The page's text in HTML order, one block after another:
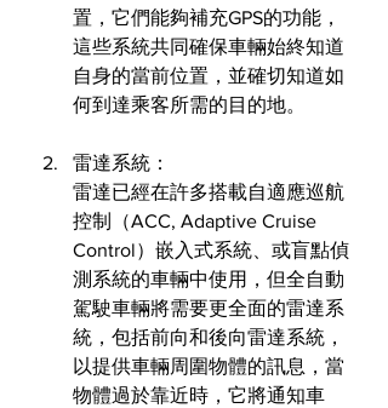
置，它們能夠補充GPS的功能，
這些系統共同確保車輛始終知道
自身的當前位置，並確切知道如
何到達乘客所需的目的地。
雷達系統：
雷達已經在許多搭載自適應巡航
控制（ACC, Adaptive Cruise
Control）嵌入式系統、或盲點偵
測系統的車輛中使用，但全自動
駕駛車輛將需要更全面的雷達系
統，包括前向和後向雷達系統，
以提供車輛周圍物體的訊息，當
物體過於靠近時，它將通知車